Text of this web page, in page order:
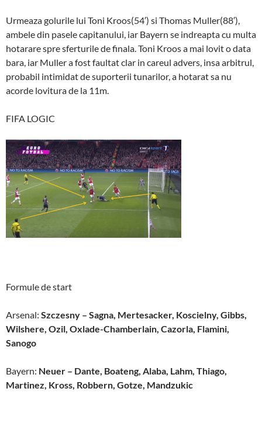
Urmeaza golurile lui Toni Kroos(54′) si Thomas Muller(88′),
ambele din pasele capitanului, iar Bayern se indreapta cu multa
hotarare spre sferturile de finala. Toni Kroos a mai lovit o data
bara, iar Muller a fost faultat clar in careul advers, insa arbitrul,
probabil intimidat de suporterii tunarilor, a hotarat sa nu
acorde lovitura de la 11m.
FIFA LOGIC
Formule de start
Arsenal: Szczesny – Sagna, Mertesacker, Koscielny, Gibbs,
Wilshere, Ozil, Oxlade-Chamberlain, Cazorla, Flamini,
Sanogo
Bayern: Neuer – Dante, Boateng, Alaba, Lahm, Thiago,
Martinez, Kross, Robbern, Gotze, Mandzukic